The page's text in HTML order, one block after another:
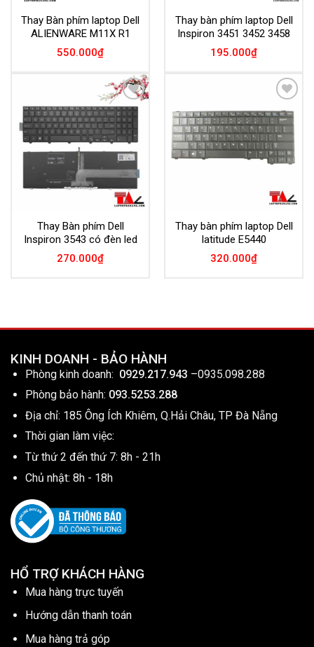
Thay Bàn phím laptop Dell
ALIENWARE M11X R1
550.000₫
Thay bàn phím laptop Dell
Inspiron 3451 3452 3458
195.000₫
Add to
Wishlist
Thay Bàn phím Dell
Inspiron 3543 có đèn led
270.000₫
Add to
Wishlist
Thay bàn phím laptop Dell
latitude E5440
320.000₫
KINH DOANH - BẢO HÀNH
Phòng kinh doanh: 0929.217.943 –0935.098.288
Phòng bảo hành: 093.5253.288
Địa chỉ: 185 Ông Ích Khiêm, Q.Hải Châu, TP Đà Nẵng
Thời gian làm việc:
Từ thứ 2 đến thứ 7: 8h - 21h
Chủ nhật: 8h - 18h
HỔ TRỢ KHÁCH HÀNG
Mua hàng trực tuyến
Hướng dẫn thanh toán
Mua hàng trả góp